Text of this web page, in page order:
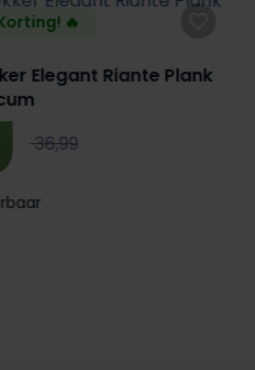
🔥
Elegant Riante Plank
36,99